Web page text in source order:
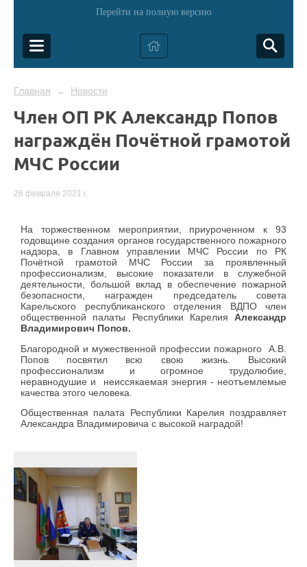
Перейти на полную версию
Главная → Новости
Член ОП РК Александр Попов
награждён Почётной грамотой
МЧС России
26 февраля 2021 г.
На торжественном мероприятии, приуроченном к 93
годовщине создания органов государственного пожарного
надзора, в Главном управлении МЧС России по РК
Почётной грамотой МЧС России за проявленный
профессионализм, высокие показатели в служебной
деятельности, большой вклад в обеспечение пожарной
безопасности, награжден председатель совета
Карельского республиканского отделения ВДПО член
общественной палаты Республики Карелия Александр
Владимирович Попов.
Благородной и мужественной профессии пожарного А.В.
Попов посвятил всю свою жизнь. Высокий
профессионализм и огромное трудолюбие,
неравнодушие и неиссякаемая энергия - неотъемлемые
качества этого человека.
Общественная палата Республики Карелия поздравляет
Александра Владимировича с высокой наградой!